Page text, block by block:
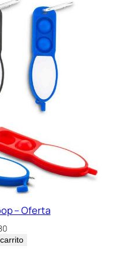
– Oferta